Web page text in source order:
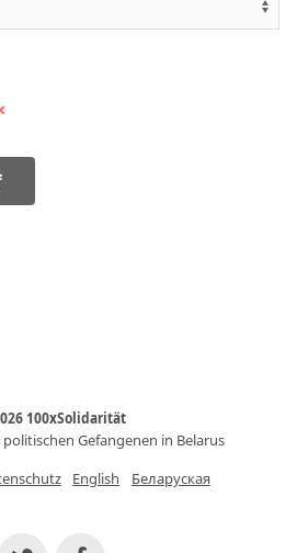
100xSolidarität
Gefangenen in Belarus
English Беларуская